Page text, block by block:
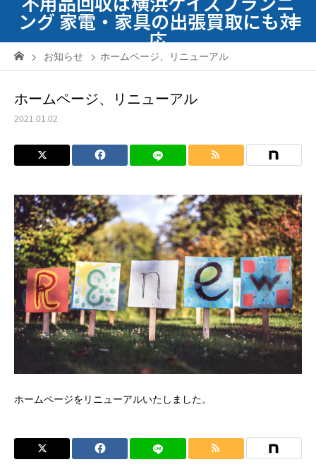
ング 家電・家具の出張買取にも対
応
お知らせ ホームページ、リニューアル
ホームページ、リニューアル
2021.01.02
ホームページをリニューアルいたしました。